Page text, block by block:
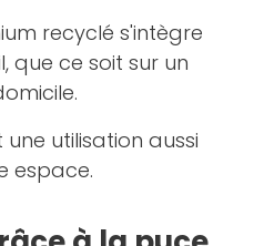
recyclé s'intègre
que ce soit sur un
utilisation aussi
espace.